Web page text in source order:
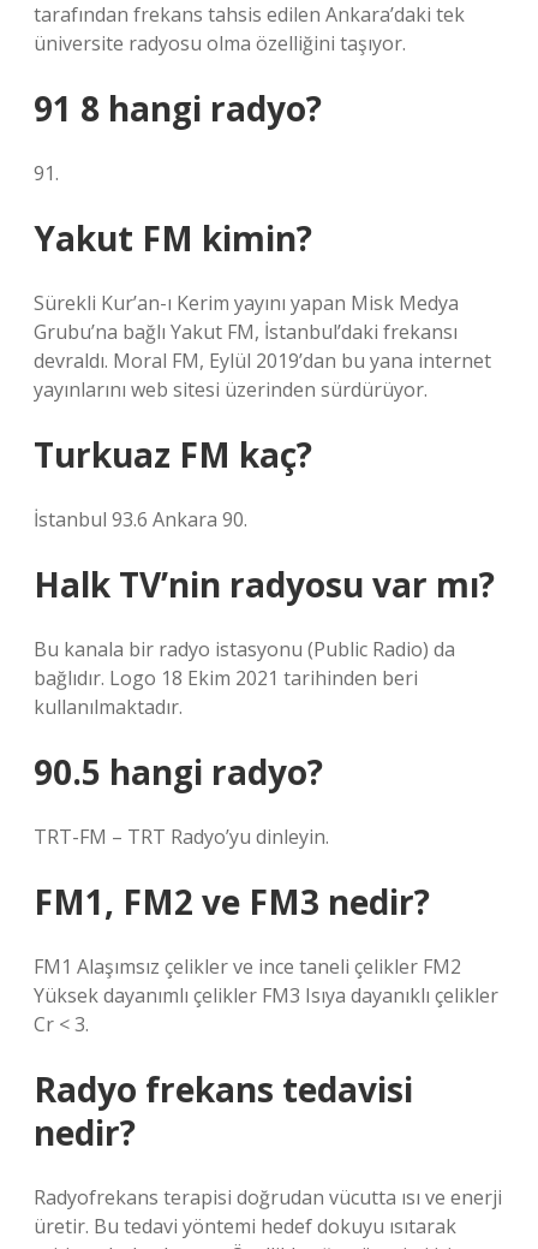
tarafından frekans tahsis edilen Ankara’daki tek
üniversite radyosu olma özelliğini taşıyor.
91 8 hangi radyo?
91.
Yakut FM kimin?
Sürekli Kur’an-ı Kerim yayını yapan Misk Medya
Grubu’na bağlı Yakut FM, İstanbul’daki frekansı
devraldı. Moral FM, Eylül 2019’dan bu yana internet
yayınlarını web sitesi üzerinden sürdürüyor.
Turkuaz FM kaç?
İstanbul 93.6 Ankara 90.
Halk TV’nin radyosu var mı?
Bu kanala bir radyo istasyonu (Public Radio) da
bağlıdır. Logo 18 Ekim 2021 tarihinden beri
kullanılmaktadır.
90.5 hangi radyo?
TRT-FM – TRT Radyo’yu dinleyin.
FM1, FM2 ve FM3 nedir?
FM1 Alaşımsız çelikler ve ince taneli çelikler FM2
Yüksek dayanımlı çelikler FM3 Isıya dayanıklı çelikler
Cr < 3.
Radyo frekans tedavisi
nedir?
Radyofrekans terapisi doğrudan vücutta ısı ve enerji
üretir. Bu tedavi yöntemi hedef dokuyu ısıtarak